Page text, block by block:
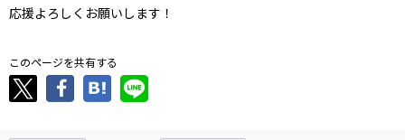
応援よろしくお願いします！
このページを共有する